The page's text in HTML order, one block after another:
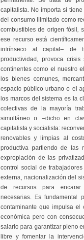
capitalista. No importa si
del consumo ilimitado como
combustibles de origen fósil,
ese recurso está
intrínseco al capital– de
productividad, provoca
continentes como el nuestro
los bienes comunes,
espacio público urbano o el
los marcos del sistema es la
colectivas de la mayoría
simultáneo o –dicho en
capitalista y socialista:
renovables y limpias al
productiva partiendo de las
expropiación de las
control social de
externa, nacionalización del
de recursos para encarar
necesarias. Es
contaminante que impulsa el
económica pero con
salario para garantizar pleno
libre y fomentar la